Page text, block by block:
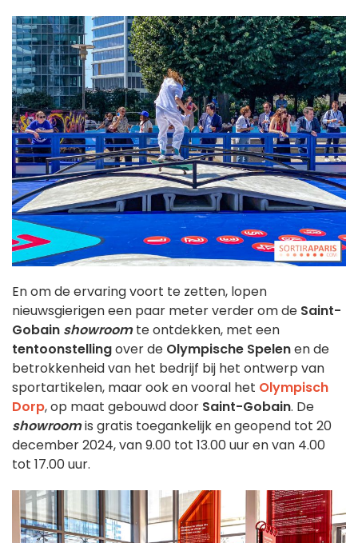
En om de ervaring voort te zetten, lopen
nieuwsgierigen een paar meter verder om de Saint-
Gobain showroomte ontdekken, met een
tentoonstellingover de Olympische Spelenen de
betrokkenheid van het bedrijf bij het ontwerp van
sportartikelen, maar ook en vooral het Olympisch
Dorp, op maat gebouwd door Saint-Gobain. De
showroomis gratis toegankelijk en geopend tot 20
december 2024, van 9.00 tot 13.00 uur en van 4.00
tot 17.00 uur.